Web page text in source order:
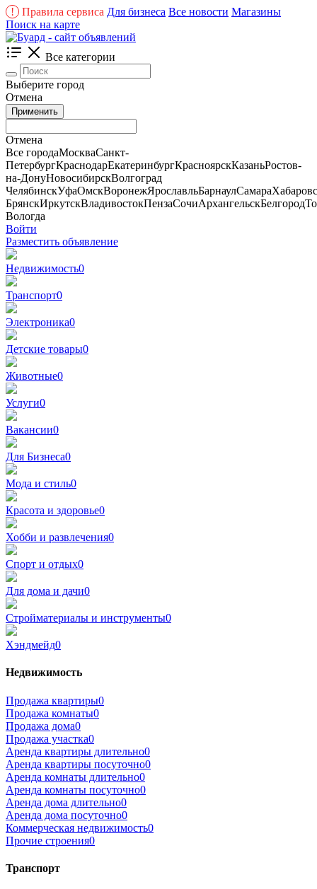
! Правила сервиса Для бизнеса Все новости Магазины
Поиск на карте
Все категории
Выберите город
Отмена
Применить
Отмена
Все городаМоскваСанкт-
ПетербургКраснодарЕкатеринбургКрасноярскКазаньРостов-
на-ДонуНовосибирскВолгоград
ЧелябинскУфаОмскВоронежЯрославльБарнаулСамара
БрянскИркутскВладивостокПензаСочиАрхангельскБелгород
Вологда
Войти
Разместить объявление
Недвижимость0
Транспорт0
Электроника0
Детские товары0
Животные0
Услуги0
Вакансии0
Для Бизнеса0
Мода и стиль0
Красота и здоровье0
Хобби и развлечения0
Спорт и отдых0
Для дома и дачи0
Стройматериалы и инструменты0
Хэндмейд0
Недвижимость
Продажа квартиры0
Продажа комнаты0
Продажа дома0
Продажа участка0
Аренда квартиры длительно0
Аренда квартиры посуточно0
Аренда комнаты длительно0
Аренда комнаты посуточно0
Аренда дома длительно0
Аренда дома посуточно0
Коммерческая недвижимость0
Прочие строения0
Транспорт